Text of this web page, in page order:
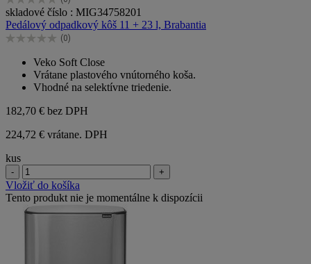
0.0
z
5
hviezdičiek.
skladové číslo : MIG34758201
Pedálový odpadkový kôš 11 + 23 l, Brabantia
(0)
0.0
hviezdičiek.
Veko Soft Close
Vrátane plastového vnútorného koša.
Vhodné na selektívne triedenie.
182,70 € bez DPH
224,72 € vrátane. DPH
kus
- +
Vložiť do košíka
Tento produkt nie je momentálne k dispozícii